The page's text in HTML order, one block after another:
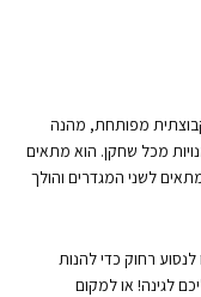
מפותחת, מהנה
מכל שחקן. הוא מתאים
לשני המגדרים והולך
רחוק כדי להנות
לגינה! או למקום